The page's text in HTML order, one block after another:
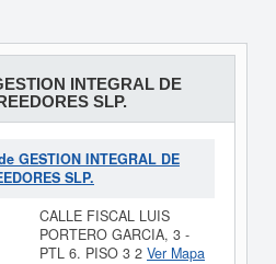
INTEGRAL DE
SLP.
GESTION INTEGRAL DE
SLP.
CALLE FISCAL LUIS
PORTERO GARCIA, 3 -
PTL 6. PISO 3 2 Ver Mapa